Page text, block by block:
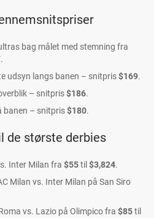
bag målet med stemning fra
.
udsyn langs banen – snitpris$169.
– snitpris$186.
banen – snitpris$180.
de største derbies
Inter Milan fra $55til $3,824.
Milan vs. Inter Milan på San Siro
vs. Lazio på Olimpico fra $85til